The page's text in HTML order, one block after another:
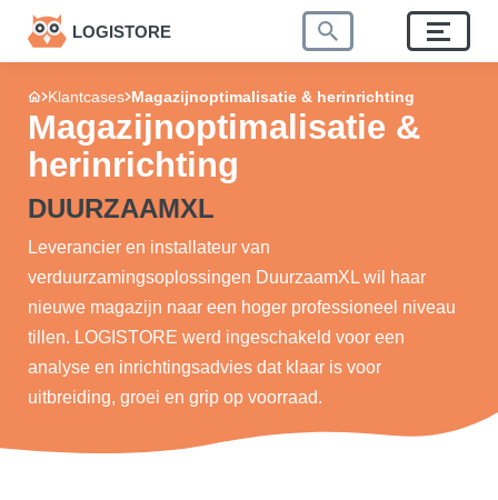
LOGISTORE
Klantcases Magazijnoptimalisatie & herinrichting
Magazijnoptimalisatie &
herinrichting
DUURZAAMXL
Leverancier en installateur van
verduurzamingsoplossingen DuurzaamXL wil haar
nieuwe magazijn naar een hoger professioneel niveau
tillen. LOGISTORE werd ingeschakeld voor een
analyse en inrichtingsadvies dat klaar is voor
uitbreiding, groei en grip op voorraad.